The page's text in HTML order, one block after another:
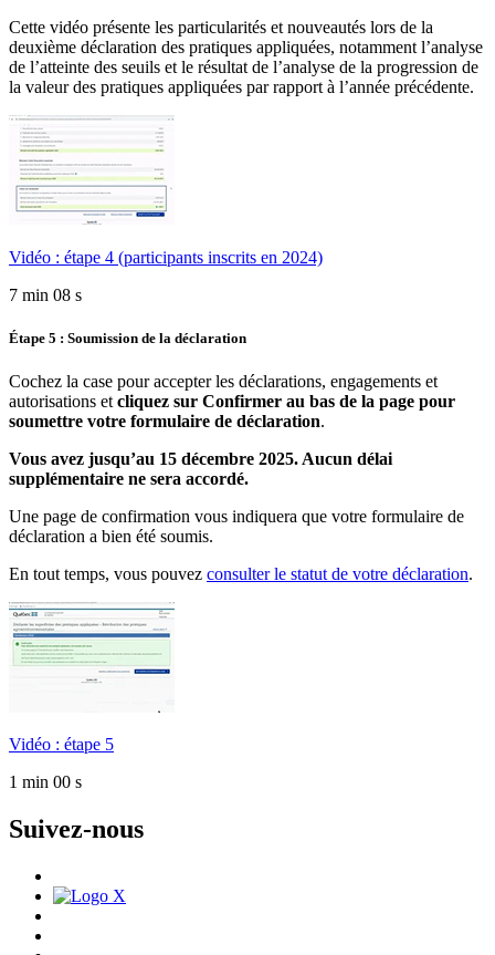
Cette vidéo présente les particularités et nouveautés lors de la
deuxième déclaration des pratiques appliquées, notamment l’analyse
de l’atteinte des seuils et le résultat de l’analyse de la progression de
la valeur des pratiques appliquées par rapport à l’année précédente.
Vidéo : étape 4 (participants inscrits en 2024)
7 min 08 s
Étape 5 : Soumission de la déclaration
Cochez la case pour accepter les déclarations, engagements et
autorisations et cliquez sur Confirmer au bas de la page pour
soumettre votre formulaire de déclaration.
Vous avez jusqu’au 15 décembre 2025. Aucun délai
supplémentaire ne sera accordé.
Une page de confirmation vous indiquera que votre formulaire de
déclaration a bien été soumis.
En tout temps, vous pouvez consulter le statut de votre déclaration.
Vidéo : étape 5
1 min 00 s
Suivez-nous